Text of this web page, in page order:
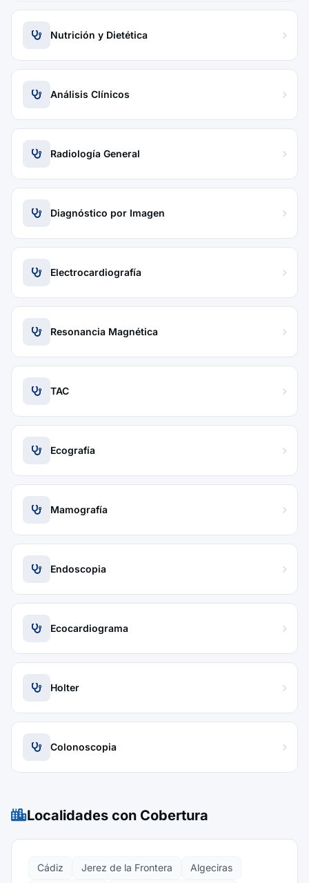
Nutrición y Dietética
Análisis Clínicos
Radiología General
Diagnóstico por Imagen
Electrocardiografía
Resonancia Magnética
TAC
Ecografía
Mamografía
Endoscopia
Ecocardiograma
Holter
Colonoscopia
Localidades con Cobertura
Cádiz Jerez de la Frontera
Algeciras